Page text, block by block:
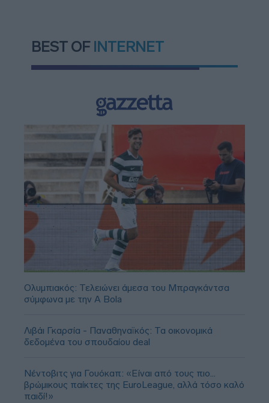
BEST OF INTERNET
Ολυμπιακός: Τελειώνει άμεσα του Μπραγκάντσα
σύμφωνα με την A Bola
Λιβάι Γκαρσία - Παναθηναϊκός: Τα οικονομικά
δεδομένα του σπουδαίου deal
Νέντοβιτς για Γουόκαπ: «Είναι από τους πιο...
βρώμικους παίκτες της EuroLeague, αλλά τόσο καλό
παιδί!»